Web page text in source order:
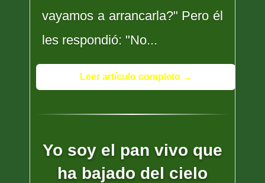
vayamos a arrancarla?" Pero él
les respondió: "No...
Leer artículo completo →
Yo soy el pan vivo que
ha bajado del cielo